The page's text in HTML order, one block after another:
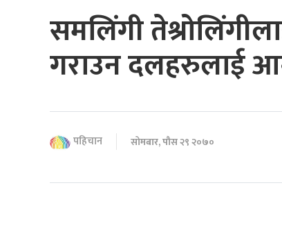
समलिंगी
गराउन दलहरुलाई
पहिचान सोमबार, पौस २९ २०७०